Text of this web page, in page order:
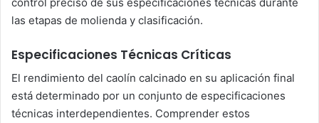
las etapas de molienda y clasificación.
Especificaciones Técnicas Críticas
El rendimiento del caolín calcinado en su aplicación final
está determinado por un conjunto de especificaciones
técnicas interdependientes. Comprender estos